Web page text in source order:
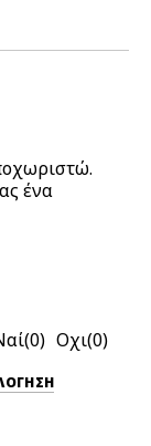
ένα
0 0
ΑΞΙΟΛΟΓΗΣΗ